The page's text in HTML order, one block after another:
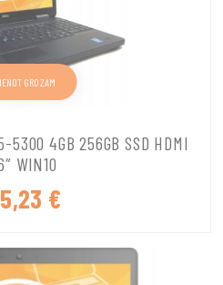
4GB 256GB SSD HDMI
WIN10
€
GROZAM